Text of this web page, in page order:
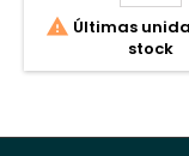
 Últimas
stock